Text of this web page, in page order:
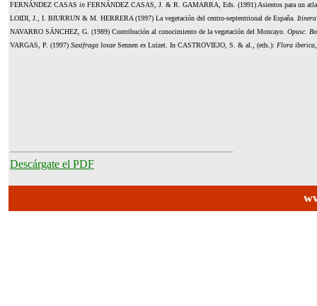
FERNÁNDEZ CASAS in FERNÁNDEZ CASAS, J. & R. GAMARRA , Eds. (1991) Asientos para un
LOIDI, J., I. BIURRUN & M. HERRERA (1997) La vegetación del centro-septentrional de España.
NAVARRO SÁNCHEZ , G. (1989) Contribución al conocimiento de la vegetación del Moncayo. Opusc.
VARGAS, P. (1997) Saxifraga losaeSennen exLuizet. In CASTROVIEJO , S. & al., (eds.): Flora
Descárgate el PDF